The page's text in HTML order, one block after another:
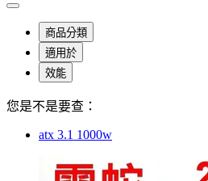
商品分類
適用於
效能
您是不是要查：
atx 3.1 1000w